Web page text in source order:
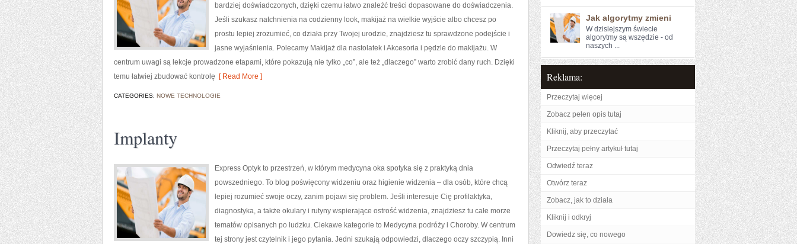
bardziej doświadczonych, dzięki czemu łatwo znaleźć treści dopasowane do doświadczenia.
Jeśli szukasz natchnienia na codzienny look, makijaż na wielkie wyjście albo chcesz po
prostu lepiej zrozumieć, co działa przy Twojej urodzie, znajdziesz tu sprawdzone podejście i
jasne wyjaśnienia. Polecamy Makijaż dla nastolatek i Akcesoria i pędzle do makijażu. W
centrum uwagi są lekcje prowadzone etapami, które pokazują nie tylko „co”, ale też „dlaczego” warto zrobić dany ruch. Dzięki
temu łatwiej zbudować kontrolę [ Read More ]
CATEGORIES: NOWE TECHNOLOGIE
Implanty
Express Optyk to przestrzeń, w którym medycyna oka spotyka się z praktyką dnia
powszedniego. To blog poświęcony widzeniu oraz higienie widzenia – dla osób, które chcą
lepiej rozumieć swoje oczy, zanim pojawi się problem. Jeśli interesuje Cię profilaktyka,
diagnostyka, a także okulary i rutyny wspierające ostrość widzenia, znajdziesz tu całe morze
tematów opisanych po ludzku. Ciekawe kategorie to Medycyna podróży i Choroby. W centrum
tej strony jest czytelnik i jego pytania. Jedni szukają odpowiedzi, dlaczego oczy szczypią. Inni
Jak algorytmy zmieni
W dzisiejszym świecie
algorytmy są wszędzie - od
naszych ...
Reklama:
Przeczytaj więcej
Zobacz pełen opis tutaj
Kliknij, aby przeczytać
Przeczytaj pełny artykuł tutaj
Odwiedź teraz
Otwórz teraz
Zobacz, jak to działa
Kliknij i odkryj
Dowiedz się, co nowego